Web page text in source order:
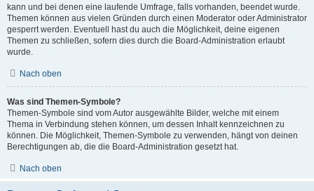
kann und bei denen eine laufende Umfrage, falls vorhanden, beendet wurde.
Themen können aus vielen Gründen durch einen Moderator oder Administrator
gesperrt werden. Eventuell hast du auch die Möglichkeit, deine eigenen
Themen zu schließen, sofern dies durch die Board-Administration erlaubt
wurde.
Nach oben
Was sind Themen-Symbole?
Themen-Symbole sind vom Autor ausgewählte Bilder, welche mit einem
Thema in Verbindung stehen können, um dessen Inhalt kennzeichnen zu
können. Die Möglichkeit, Themen-Symbole zu verwenden, hängt von deinen
Berechtigungen ab, die die Board-Administration gesetzt hat.
Nach oben